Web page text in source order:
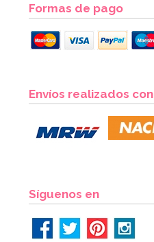
Formas de pago
Envíos realizados con
Síguenos en